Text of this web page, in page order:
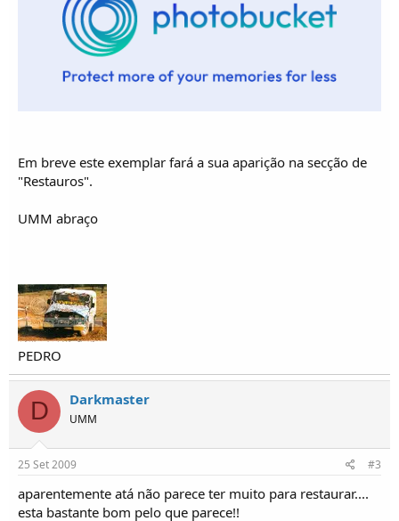
Em breve este exemplar fará a sua aparição na secção de
"Restauros".
UMM abraço
PEDRO
D Darkmaster
UMM
25 Set 2009 #3
aparentemente atá não parece ter muito para restaurar....
esta bastante bom pelo que parece!!